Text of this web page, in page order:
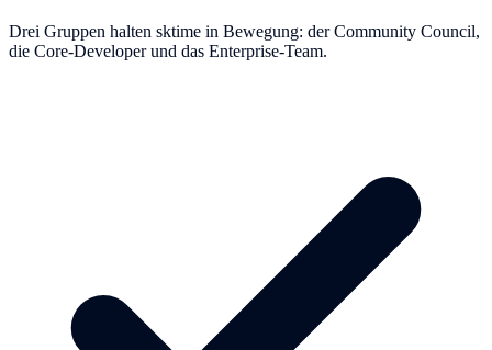
Drei Gruppen halten sktime in Bewegung: der Community Council,
die Core-Developer und das Enterprise-Team.